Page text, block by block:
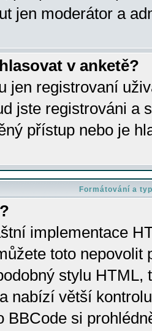
jen moderátor a
v anketě?
jen registrovaní
jste registrováni a
přístup nebo je
Formátování a
implementace
toto
stylu HTML,
nabízí větší
BBCode si